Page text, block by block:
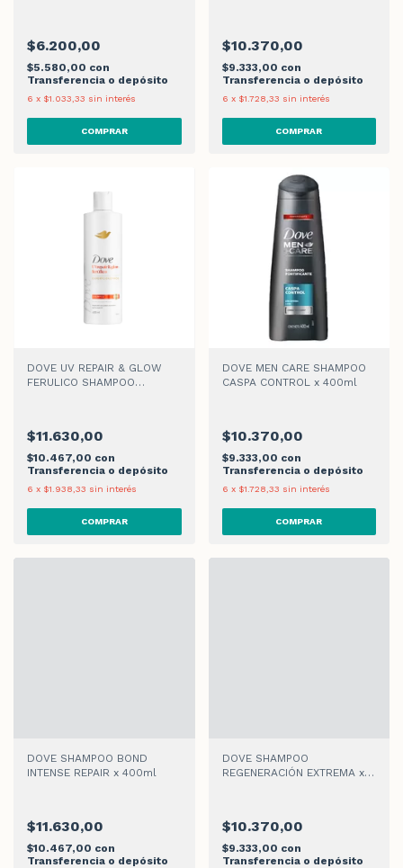
$6.200,00
$5.580,00 con
Transferencia o depósito
6 x $1.033,33 sin interés
$10.370,00
$9.333,00 con
Transferencia o depósito
6 x $1.728,33 sin interés
DOVE UV REPAIR & GLOW
FERULICO SHAMPOO
$11.630,00
$10.467,00 con
Transferencia o depósito
6 x $1.938,33 sin interés
DOVE MEN CARE SHAMPOO
CASPA CONTROL x 400ml
$10.370,00
$9.333,00 con
Transferencia o depósito
6 x $1.728,33 sin interés
DOVE SHAMPOO BOND
INTENSE REPAIR x 400ml
$11.630,00
$10.467,00 con
Transferencia o depósito
DOVE SHAMPOO
REGENERACIÓN EXTREMA x
$10.370,00
$9.333,00 con
Transferencia o depósito